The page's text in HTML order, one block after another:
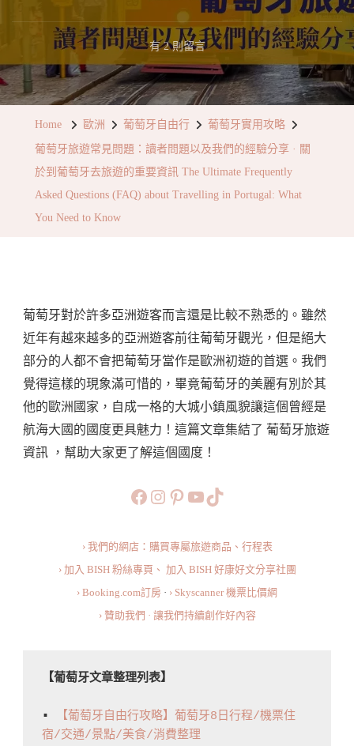
在
〈葡
萄
問
題
以
及
我
們
的
驗
享
·
關
於
牙
去
有 2 則留言
Home 歐洲 葡萄牙自由行 葡萄牙實用攻略
葡萄牙旅遊常見問題：讀者問題以及我們的經驗分享 · 關
於到葡萄牙去旅遊的重要資訊 The Ultimate Frequently
Asked Questions (FAQ) about Travelling in Portugal: What
You Need to Know
葡萄牙對於許多亞洲遊客而言還是比較不熟悉的。雖然
近年有越來越多的亞洲遊客前往葡萄牙觀光，但是絕大
部分的人都不會把葡萄牙當作是歐洲初遊的首選。我們
覺得這樣的現象滿可惜的，畢竟葡萄牙的美麗有別於其
他的歐洲國家，自成一格的大城小鎮風貌讓這個曾經是
航海大國的國度更具魅力！這篇文章集結了 葡萄牙旅遊
資訊 ，幫助大家更了解這個國度！
https://www.facebook.com/
https://
https://
旅行美食小短片TikTok
› 我們的網店：購買專屬旅遊商品、行程表
› 加入 BISH 粉絲專頁、 加入 BISH 好康好文分享社團
› Booking.com訂房 · › Skyscanner 機票比價網
› 贊助我們 · 讓我們持續創作好內容
【葡萄牙文章整理列表】
▪️
【葡萄牙自由行攻略】葡萄牙8日行程/機票住
宿/交通/景點/美食/消費整理